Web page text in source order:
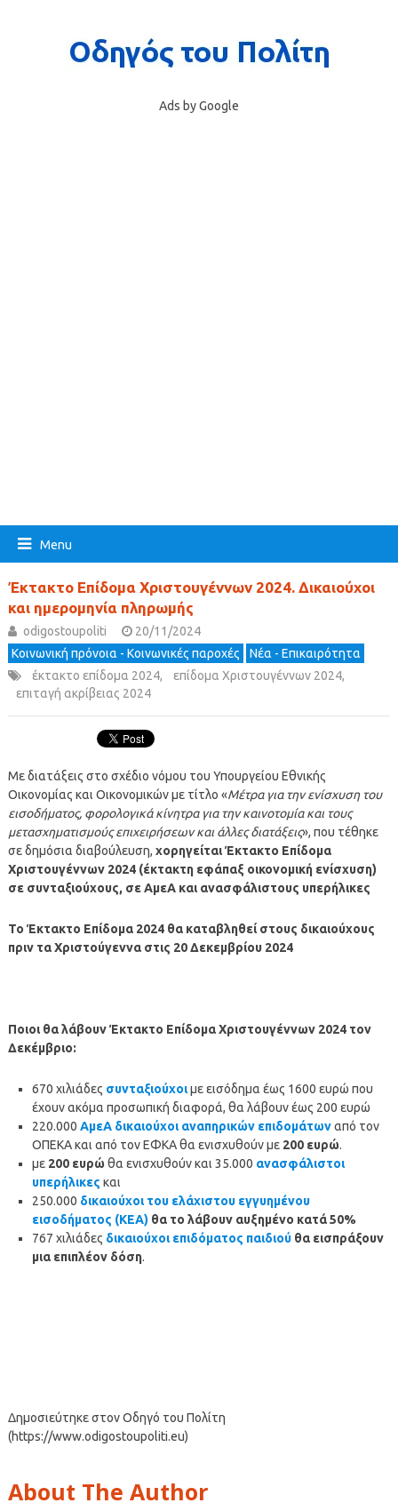
Ads by Google
Menu
Έκτακτο Επίδομα Χριστουγέννων 2024. Δικαιούχοι
και ημερομηνία πληρωμής
odigostoupoliti
20/11/2024
Κοινωνική πρόνοια - Κοινωνικές παροχές
Νέα - Επικαιρότητα
έκτακτο επίδομα 2024, επίδομα Χριστουγέννων 2024,
επιταγή ακρίβειας 2024
Με διατάξεις στο σχέδιο νόμου του Υπουργείου Εθνικής
Οικονομίας και Οικονομικών με τίτλο «Μέτρα για την ενίσχυση του
εισοδήματος, φορολογικά κίνητρα για την καινοτομία και τους
μετασχηματισμούς επιχειρήσεων και άλλες διατάξεις», που τέθηκε
σε δημόσια διαβούλευση, χορηγείται Έκτακτο Επίδομα
Χριστουγέννων 2024 (έκτακτη εφάπαξ οικονομική ενίσχυση)
σε συνταξιούχους, σε ΑμεΑ και ανασφάλιστους υπερήλικες
Το Έκτακτο Επίδομα 2024θα καταβληθεί στους δικαιούχους
πριν τα Χριστούγεννα στις 20 Δεκεμβρίου 2024
Ποιοι θα λάβουν Έκτακτο Επίδομα Χριστουγέννων 2024 τον
Δεκέμβριο:
670 χιλιάδες συνταξιούχοιμε εισόδημα έως 1600 ευρώ που
έχουν ακόμα προσωπική διαφορά, θα λάβουν έως 200 ευρώ
220.000 ΑμεΑ δικαιούχοι αναπηρικών επιδομάτωναπό τον
ΟΠΕΚΑ και από τον ΕΦΚΑ θα ενισχυθούν με 200 ευρώ.
με 200 ευρώ θα ενισχυθούν και 35.000 ανασφάλιστοι
υπερήλικες και
250.000 δικαιούχοι του ελάχιστου εγγυημένου
εισοδήματος (ΚΕΑ) θα το λάβουν αυξημένο κατά 50%
767 χιλιάδες δικαιούχοι επιδόματος παιδιούθα εισπράξουν
μια επιπλέον δόση.
Δημοσιεύτηκε στον Οδηγό του Πολίτη
(https://www.odigostoupoliti.eu)
About The Author